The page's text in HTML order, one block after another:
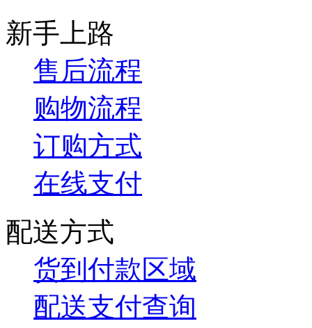
新手上路
售后流程
购物流程
订购方式
在线支付
配送方式
货到付款区域
配送支付查询